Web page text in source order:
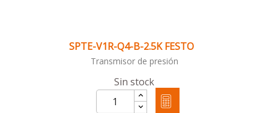
SPTE-V1R-Q4-B-2.5K FESTO
Transmisor de presión
Sin stock